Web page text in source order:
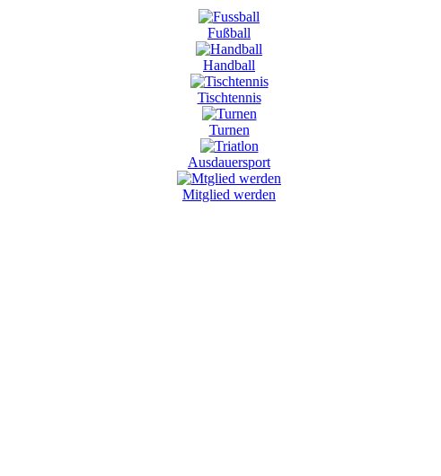
Fußball
Handball
Tischtennis
Turnen
Ausdauersport
Mitglied werden